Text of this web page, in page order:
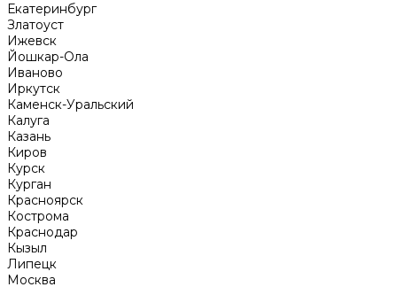
Екатеринбург
Златоуст
Ижевск
Йошкар-Ола
Иваново
Иркутск
Каменск-Уральский
Калуга
Казань
Киров
Курск
Курган
Красноярск
Кострома
Краснодар
Кызыл
Липецк
Москва